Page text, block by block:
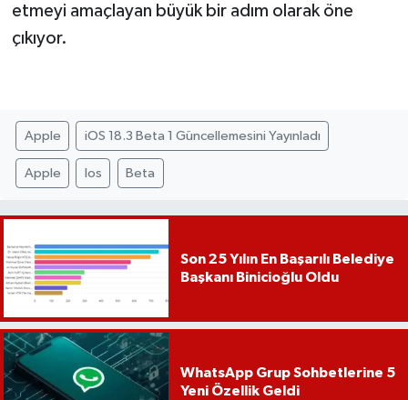
etmeyi amaçlayan büyük bir adım olarak öne
çıkıyor.
Apple iOS 18.3 Beta 1 Güncellemesini Yayınladı
Apple Ios Beta
Son 25 Yılın En Başarılı Belediye
Başkanı Binicioğlu Oldu
WhatsApp Grup Sohbetlerine 5
Yeni Özellik Geldi